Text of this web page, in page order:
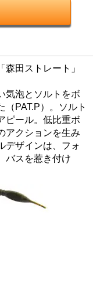
田ストレート」
気泡とソルトをボ
PAT.P）。ソルト
ピール。低比重ボ
アクションを生み
デザインは、フォ
バスを惹き付け